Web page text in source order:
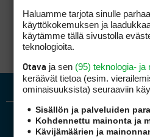
Haluamme tarjota sinulle
käyttökokemuksen ja
käytämme tällä sivustolla
teknologioita.
Otava ja sen (95) teknologia- ja
keräävät tietoa (esim.
ominaisuuk­sista) seuraaviin
Sisällön ja palveluiden
Kohdennettu mainonta ja
Kävijämäärien ja